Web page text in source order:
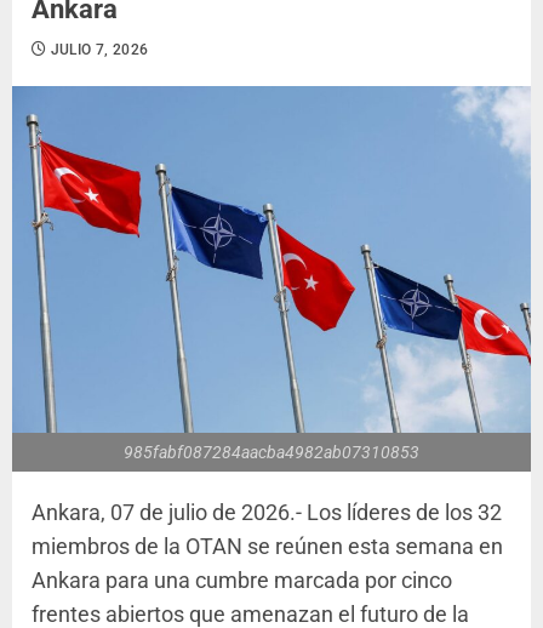
Ankara
JULIO 7, 2026
985fabf087284aacba4982ab07310853
Ankara, 07 de julio de 2026.- Los líderes de los 32
miembros de la OTAN se reúnen esta semana en
Ankara para una cumbre marcada por cinco
frentes abiertos que amenazan el futuro de la